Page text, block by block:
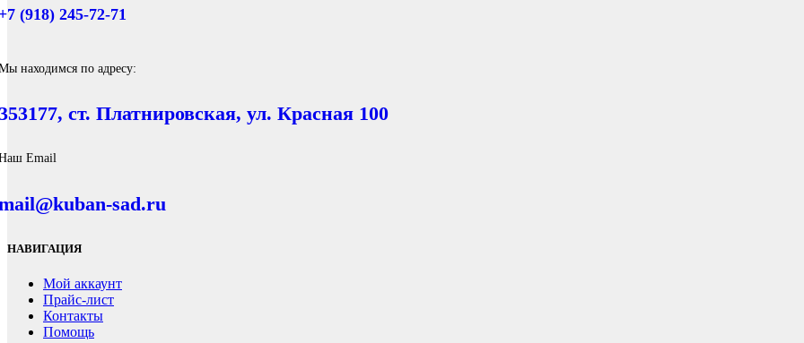
(918) 245-72-71
находимся по адресу:
ст. Платнировская, ул. Красная 100
Email
sad.ru
НАВИГАЦИЯ
Мой аккаунт
Прайс-лист
Контакты
Помощь